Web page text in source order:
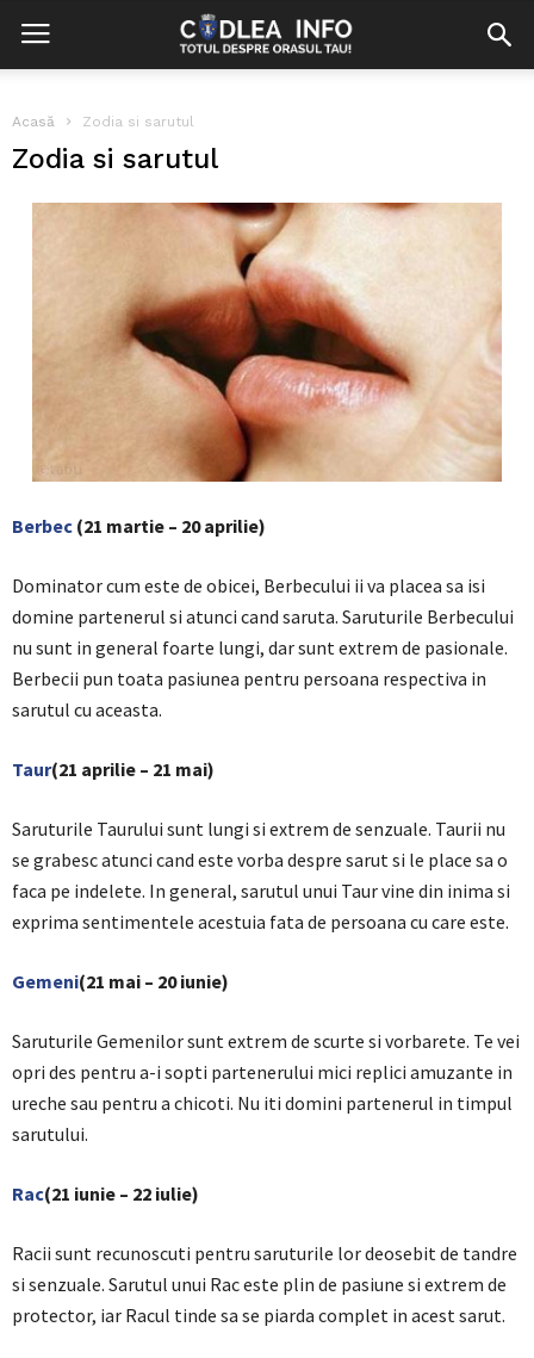
Acasă Zodia si sarutul
Zodia si sarutul
Berbec (21 martie – 20 aprilie)
Dominator cum este de obicei, Berbecului ii va placea sa isi
domine partenerul si atunci cand saruta. Saruturile Berbecului
nu sunt in general foarte lungi, dar sunt extrem de pasionale.
Berbecii pun toata pasiunea pentru persoana respectiva in
sarutul cu aceasta.
Taur(21 aprilie – 21 mai)
Saruturile Taurului sunt lungi si extrem de senzuale. Taurii nu
se grabesc atunci cand este vorba despre sarut si le place sa o
faca pe indelete. In general, sarutul unui Taur vine din inima si
exprima sentimentele acestuia fata de persoana cu care este.
Gemeni(21 mai – 20 iunie)
Saruturile Gemenilor sunt extrem de scurte si vorbarete. Te vei
opri des pentru a-i sopti partenerului mici replici amuzante in
ureche sau pentru a chicoti. Nu iti domini partenerul in timpul
sarutului.
Rac(21 iunie – 22 iulie)
Racii sunt recunoscuti pentru saruturile lor deosebit de tandre
si senzuale. Sarutul unui Rac este plin de pasiune si extrem de
protector, iar Racul tinde sa se piarda complet in acest sarut.